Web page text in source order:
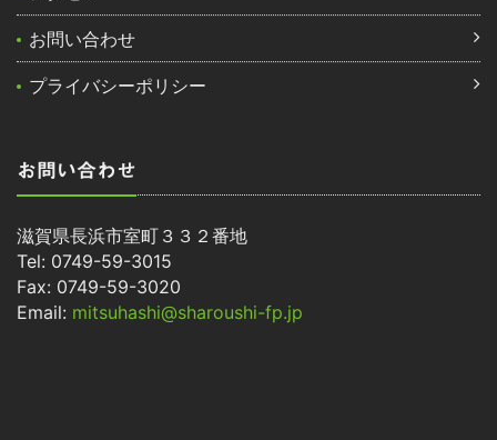
お問い合わせ
プライバシーポリシー
お問い合わせ
滋賀県長浜市室町３３２番地
Tel: 0749-59-3015
Fax: 0749-59-3020
Email: mitsuhashi@sharoushi-fp.jp